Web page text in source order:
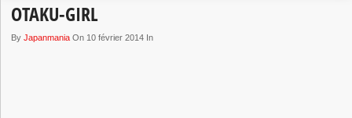
OTAKU-GIRL
ByJapanmania On 10 février 2014 In